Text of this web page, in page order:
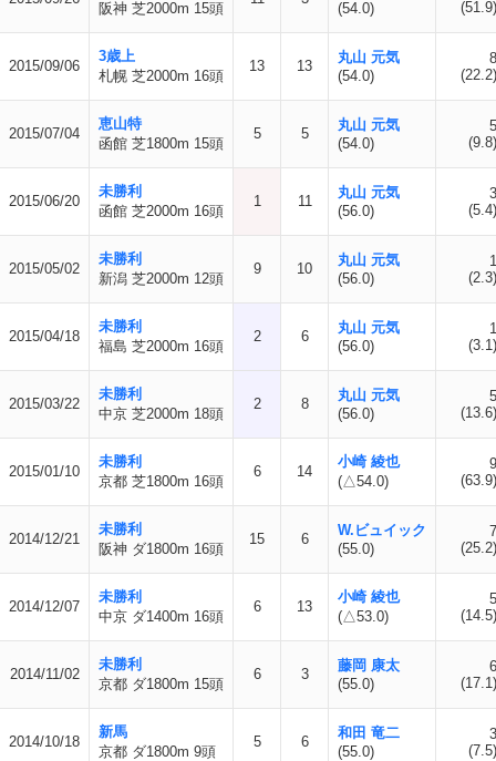
阪神 芝2000m 15頭 (54.0) (51.9)
2015/09/06
3歳上
札幌 芝2000m 16頭
13 13
丸山 元気
(54.0)
8
(22.2)
2015/07/04
恵山特
函館 芝1800m 15頭
5 5
丸山 元気
(54.0)
5
(9.8)
2015/06/20
未勝利
函館 芝2000m 16頭
1 11
丸山 元気
(56.0)
3
(5.4)
2015/05/02
未勝利
新潟 芝2000m 12頭
9 10
丸山 元気
(56.0)
1
(2.3)
2015/04/18
未勝利
福島 芝2000m 16頭
2 6
丸山 元気
(56.0)
1
(3.1)
2015/03/22
未勝利
中京 芝2000m 18頭
2 8
丸山 元気
(56.0)
5
(13.6)
2015/01/10
未勝利
京都 芝1800m 16頭
6 14
小崎 綾也
(△54.0)
9
(63.9)
2014/12/21
未勝利
阪神 ダ1800m 16頭
15 6
W.ビュイック
(55.0)
7
(25.2)
2014/12/07
未勝利
中京 ダ1400m 16頭
6 13
小崎 綾也
(△53.0)
5
(14.5)
2014/11/02
未勝利
京都 ダ1800m 15頭
6 3
藤岡 康太
(55.0)
6
(17.1)
2014/10/18
新馬
京都 ダ1800m 9頭
5 6
和田 竜二
(55.0)
3
(7.5)